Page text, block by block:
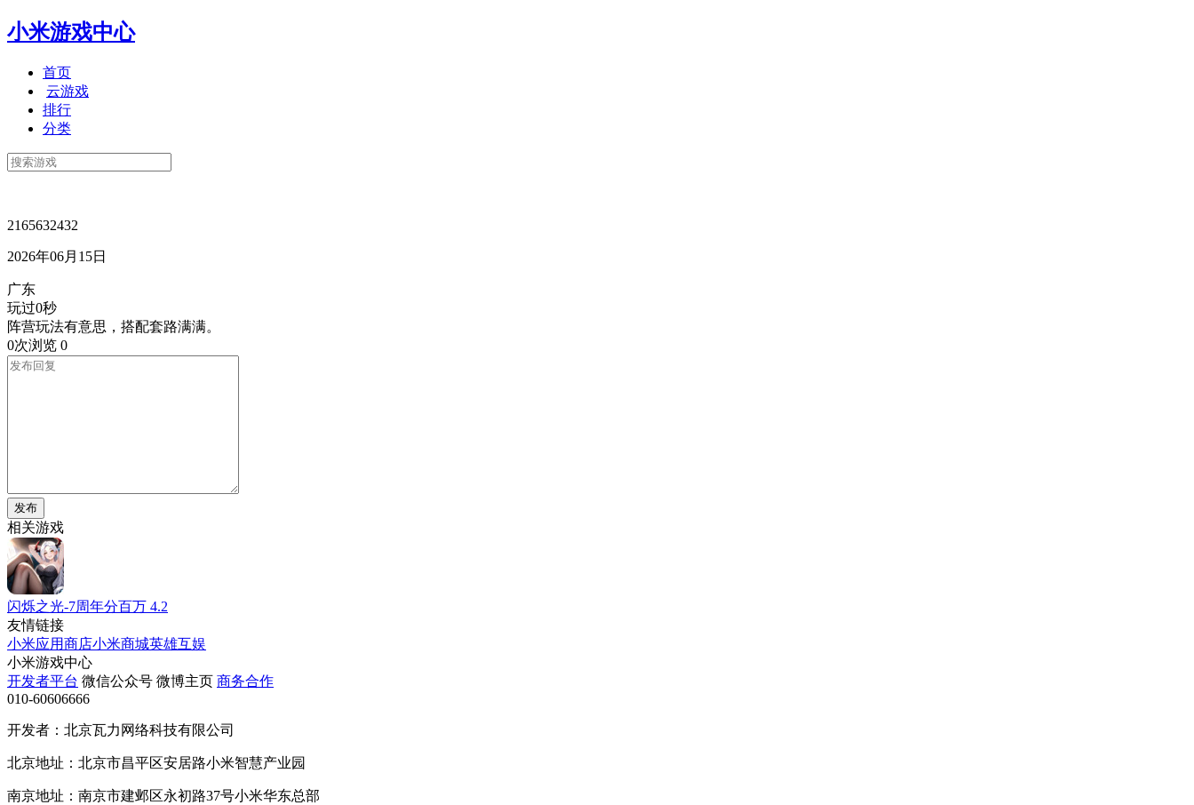
小米游戏中心
首页
云游戏
排行
分类
2165632432
2026年06月15日
广东
玩过0秒
阵营玩法有意思，搭配套路满满。
0次浏览 0
发布
相关游戏
闪烁之光-7周年分百万 4.2
友情链接
小米应用商店小米商城英雄互娱
小米游戏中心
开发者平台 微信公众号 微博主页 商务合作
010-60606666
开发者：北京瓦力网络科技有限公司
北京地址：北京市昌平区安居路小米智慧产业园
南京地址：南京市建邺区永初路37号小米华东总部